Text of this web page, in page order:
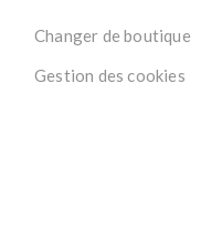
Changer de boutique
Gestion des cookies